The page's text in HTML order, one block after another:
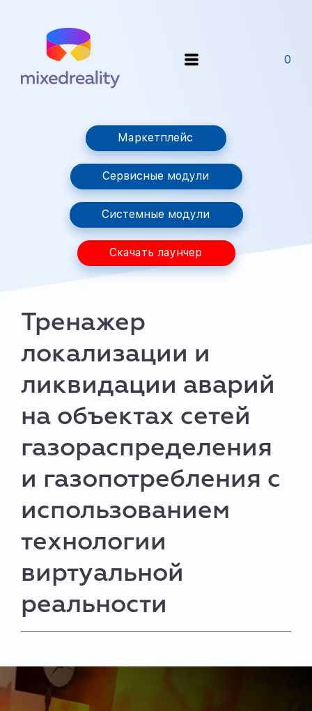
0
Маркетплейс
Сервисные модули
Системные модули
Скачать лаунчер
Тренажер
локализации и
ликвидации аварий
на объектах сетей
газораспределения
и газопотребления с
использованием
технологии
виртуальной
реальности